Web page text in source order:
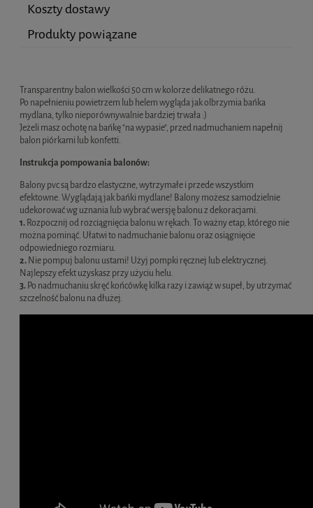
Koszty dostawy
Cena nie zawiera ewentualnych kosztów płatności
Produkty powiązane
Transparentny balon wielkości 50 cm w kolorze delikatnego różu.
Po napełnieniu powietrzem lub helem wygląda jak olbrzymia bańka
mydlana, tylko nieporównywalnie bardziej trwała :)
Jeżeli masz ochotę na bańkę "na wypasie", przed nadmuchaniem napełnij
balon piórkami lub konfetti.
Instrukcja pompowania balonów:
Balony pvc są bardzo elastyczne, wytrzymałe i przede wszystkim
efektowne. Wyglądają jak bańki mydlane! Balony możesz samodzielnie
udekorować wg uznania lub wybrać wersję balonu z dekoracjami.
1.Rozpocznij od rozciągnięcia balonu w rękach. To ważny etap, którego nie
można pominąć. Ułatwi to nadmuchanie balonu oraz osiągnięcie
odpowiedniego rozmiaru.
2.Nie pompuj balonu ustami! Użyj pompki ręcznej lub elektrycznej.
Najlepszy efekt uzyskasz przy użyciu helu.
3.Po nadmuchaniu skręć końcówkę kilka razy i zawiąż w supeł, by utrzymać
szczelność balonu na dłużej.